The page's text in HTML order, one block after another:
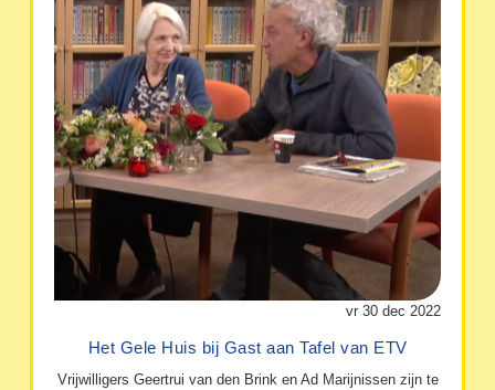
vr 30 dec 2022
Het Gele Huis bij Gast aan Tafel van ETV
Vrijwilligers Geertrui van den Brink en Ad Marijnissen zijn te